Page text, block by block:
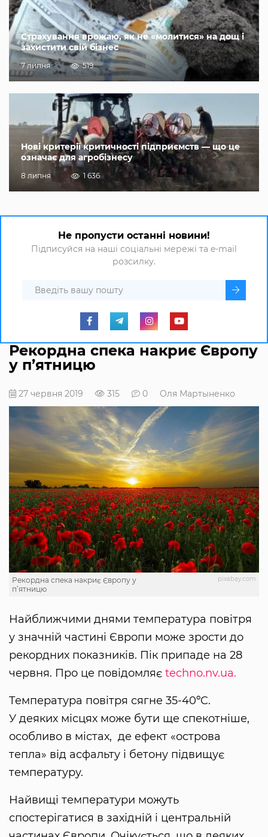
Страхування врожаю, як не «молитися» на дощ і
захистити свій бізнес
7 липня 519
Нові критерії критичності підприємств — що це
означає для агробізнесу
8 липня 1 636
Не пропусти останні новини!
Підписуйся на наші соціальні мережі та e-mail
розсилку.
Рекордна спека накриє Європу
у п’ятницю
27 червня 2019 315 0 Оля Мартыненко
pixabay.com
Рекордна спека накриє Європу у
п’ятницю
Найближчими днями температура повітря
у значній частині Європи може зрости до
рекордних показників. Пік припаде на 28
червня. Про це повідомляє techno.nv.ua.
Температура повітря сягне 35-40ºC.
У деяких місцях може бути ще спекотніше,
особливо в містах, де ефект «острова
тепла» від асфальту і бетону підвищує
температуру.
Найвищі температури можуть
спостерігатися в західній і центральній